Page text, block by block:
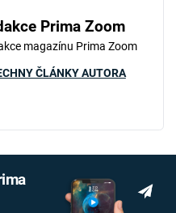
Prima Zoom
magazínu Prima Zoom
ČLÁNKY AUTORA